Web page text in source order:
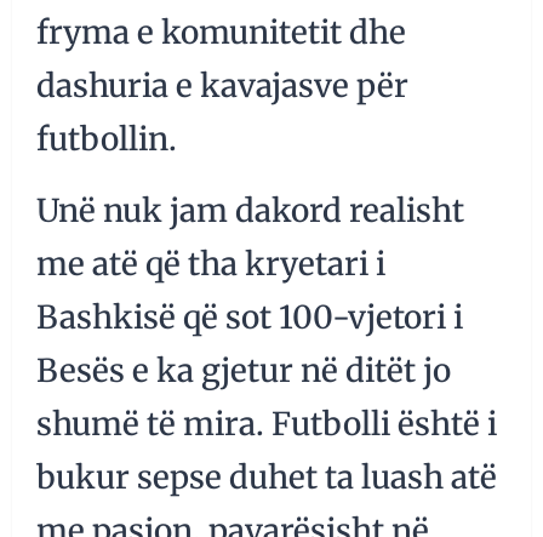
fryma e komunitetit dhe
dashuria e kavajasve për
futbollin.
Unë nuk jam dakord realisht
me atë që tha kryetari i
Bashkisë që sot 100-vjetori i
Besës e ka gjetur në ditët jo
shumë të mira. Futbolli është i
bukur sepse duhet ta luash atë